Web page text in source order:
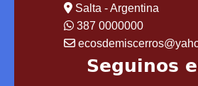
Salta - Argentina
387 0000000
Seguinos